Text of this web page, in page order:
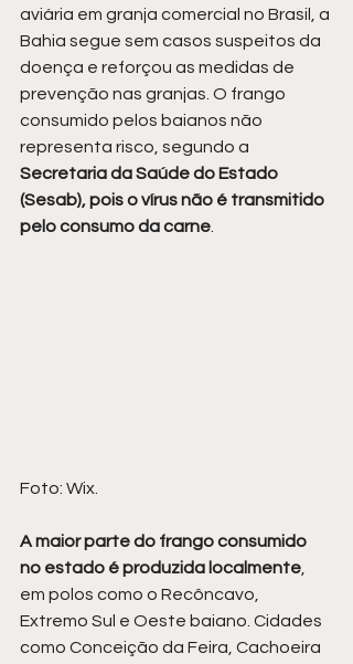
aviária em granja comercial no Brasil, a
Bahia segue sem casos suspeitos da
doença e reforçou as medidas de
prevenção nas granjas. O frango
consumido pelos baianos não
representa risco, segundo a
Secretaria da Saúde do Estado
(Sesab), pois o vírus não é transmitido
pelo consumo da carne
Foto: Wix.
A maior parte do frango consumido
no estado é produzida localmente,
em polos como o Recôncavo,
Extremo Sul e Oeste baiano. Cidades
como Conceição da Feira, Cachoeira